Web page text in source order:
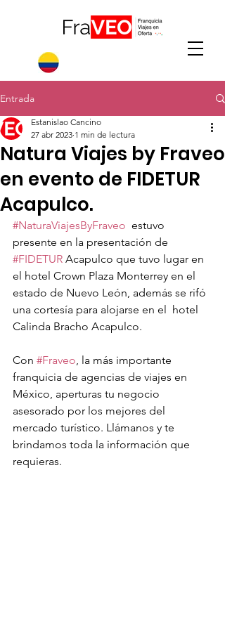
Entrada
Natura Viajes by Fraveo
en evento de FIDETUR
Acapulco.
Estanislao Cancino
27 abr 2023 1 min de lectura
#NaturaViajesByFraveo
  estuvo
presente en la presentación de
#FIDETUR Acapulco que tuvo lugar en
el hotel Crown Plaza Monterrey en el
estado de Nuevo León, además se rifó
una cortesía para alojarse en el  hotel
Calinda Bracho Acapulco.
Con #Fraveo, la más importante
franquicia de agencias de viajes en
México, aperturas tu negocio
asesorado por los mejores del
mercado turístico. Llámanos y te
brindamos toda la información que
requieras.